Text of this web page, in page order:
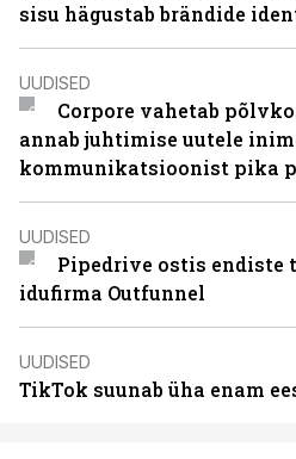
sisu hägustab brändide
UUDISED
Corpore vahetab
annab juhtimise uutele
kommunikatsioonist pika
UUDISED
Pipedrive ostis endiste
idufirma Outfunnel
UUDISED
TikTok suunab üha enam